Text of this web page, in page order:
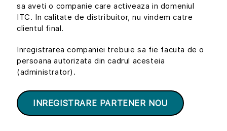
sa aveti o companie care activeaza in domeniul
ITC. In calitate de distribuitor, nu vindem catre
clientul final.
Inregistrarea companiei trebuie sa fie facuta de o
persoana autorizata din cadrul acesteia
(administrator).
INREGISTRARE PARTENER NOU